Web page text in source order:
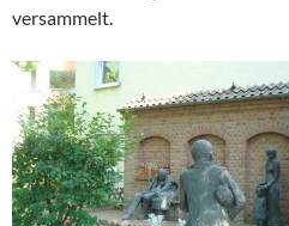
versammelt.